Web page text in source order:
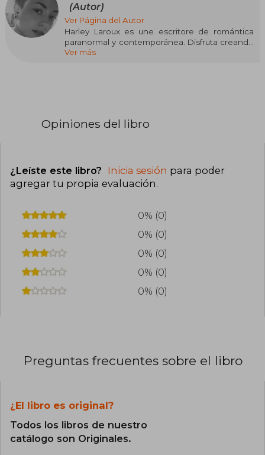
(Autor)
Ver Página del Autor
Harley Laroux es une escritore de romántica
paranormal y contemporánea. Disfruta creando
historias eróticas y explorando su lado más
Ver más
Opiniones del libro
¿Leíste este libro? Inicia sesión para poder
agregar tu propia evaluación.
0% (0)
0% (0)
0% (0)
0% (0)
0% (0)
Preguntas frecuentes sobre el libro
¿El libro es original?
Todos los libros de nuestro
catálogo son Originales.